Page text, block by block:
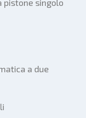
pistone singolo
a due